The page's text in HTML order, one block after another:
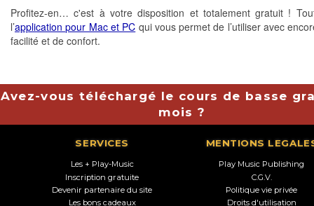
Profitez-en… c'est à votre disposition et totalement gratuit !
l’application pour Mac et PC qui vous permet de l’utiliser avec
facilité et de confort.
Avez-vous téléchargé le cours de basse
mois ?
SERVICES
Les + Play-Music
Inscription gratuite
Devenir partenaire du site
Les bons cadeaux
MENTIONS
Play Music Publishing
C.G.V.
Politique vie privée
Droits d'utilisation